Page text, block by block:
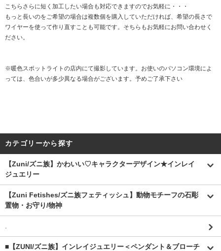
こちらさらに短く加工したい場合も対応できますのでお気軽に・・・
もっと長いのをご希望の場合は複数個を購入していただければ、希望の長さで
ワイヤーを使って作り直すことも可能です。そちらもお気軽にお問い合わせく
ださい。
※暖色スポットライトの店内にて撮影しています。お使いのパソコン環境によ
っては、色合いが多少異なる場合がございます。予めご了承下さい
カテゴリーから探す
【Zuni/ズニ族】かわいい♡キャラクターデザイン★インレイ
ジュエリー
【Zuni Fetishes/ズニ族フェティッシュ】動物モチーフの石彫
置物・お守り/物神
.
■【ZUNI/ズニ族】インレイジュエリー＜ペンダント＆ブローチ